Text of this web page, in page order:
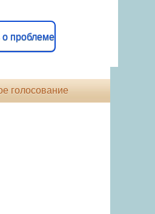
о проблеме
голосование